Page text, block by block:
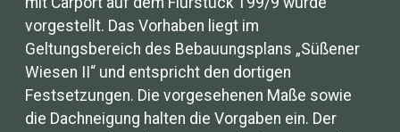
vorgestellt. Das Vorhaben liegt im
Geltungsbereich des Bebauungsplans „Süßener
Wiesen II“ und entspricht den dortigen
Festsetzungen. Die vorgesehenen Maße sowie
die Dachneigung halten die Vorgaben ein. Der